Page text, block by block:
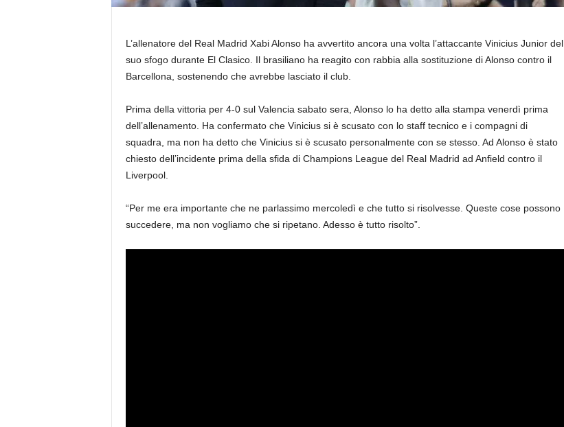
L’allenatore del Real Madrid Xabi Alonso ha avvertito ancora una volta l’attaccante Vinicius Junior del
suo sfogo durante El Clasico. Il brasiliano ha reagito con rabbia alla sostituzione di Alonso contro il
Barcellona, ​​sostenendo che avrebbe lasciato il club.
Prima della vittoria per 4-0 sul Valencia sabato sera, Alonso lo ha detto alla stampa venerdì prima
dell’allenamento. Ha confermato che Vinicius si è scusato con lo staff tecnico e i compagni di
squadra, ma non ha detto che Vinicius si è scusato personalmente con se stesso. Ad Alonso è stato
chiesto dell’incidente prima della sfida di Champions League del Real Madrid ad Anfield contro il
Liverpool.
“Per me era importante che ne parlassimo mercoledì e che tutto si risolvesse. Queste cose possono
succedere, ma non vogliamo che si ripetano. Adesso è tutto risolto”.